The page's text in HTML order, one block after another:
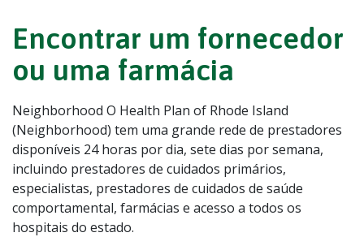
Encontrar um fornecedor
ou uma farmácia
Neighborhood O Health Plan of Rhode Island
(Neighborhood) tem uma grande rede de prestadores
disponíveis 24 horas por dia, sete dias por semana,
incluindo prestadores de cuidados primários,
especialistas, prestadores de cuidados de saúde
comportamental, farmácias e acesso a todos os
hospitais do estado.